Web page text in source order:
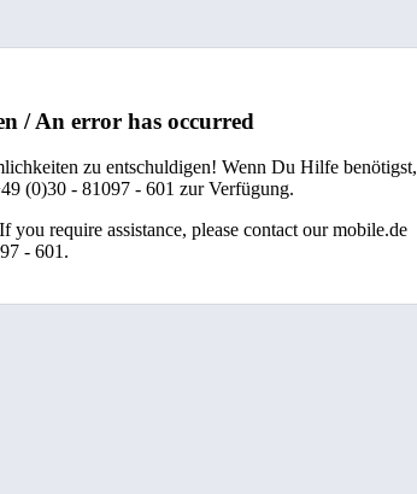
/ An error has occurred
zu entschuldigen! Wenn Du Hilfe benötigst,
(0)30 - 81097 - 601 zur Verfügung.
require assistance, please contact our mobile.de
- 601.